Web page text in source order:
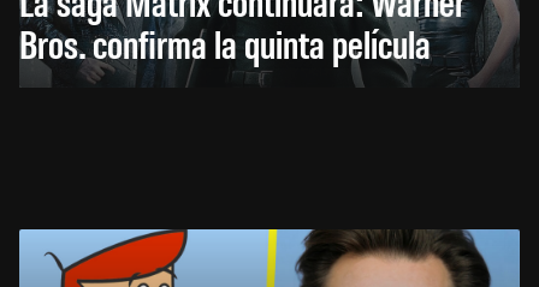
Bros. confirma la quinta película